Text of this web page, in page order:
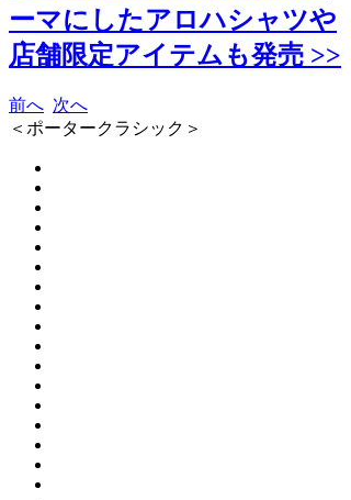
ーマにしたアロハシャツや
店舗限定アイテムも発売 >>
前へ 次へ
＜ポータークラシック＞